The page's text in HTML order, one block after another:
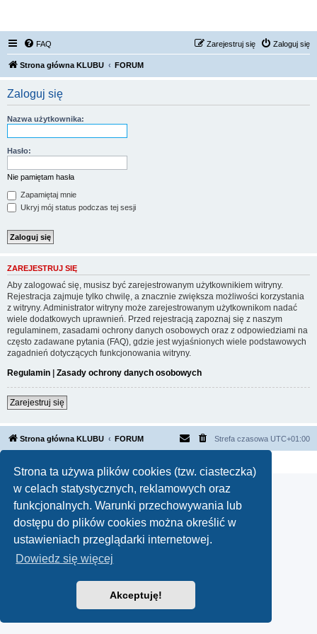
Strona ta używa plików cookies (tzw. ciasteczka)
w celach statystycznych, reklamowych oraz
funkcjonalnych. Warunki przechowywania lub
dostępu do plików cookies można określić w
ustawieniach przeglądarki internetowej.
Dowiedz się więcej
Akceptuję!
FAQ Zaloguj się
Zarejestruj się
Strona główna KLUBU FORUM
Zaloguj się
Nazwa użytkownika:
Hasło:
Nie pamiętam hasła
Zapamiętaj mnie
Ukryj mój status podczas tej sesji
ZAREJESTRUJ SIĘ
Aby zalogować się, musisz być zarejestrowanym użytkownikiem witryny.
Rejestracja zajmuje tylko chwilę, a znacznie zwiększa możliwości korzystania
z witryny. Administrator witryny może zarejestrowanym użytkownikom nadać
wiele dodatkowych uprawnień. Przed rejestracją zapoznaj się z naszym
regulaminem, zasadami ochrony danych osobowych oraz z odpowiedziami na
często zadawane pytania (FAQ), gdzie jest wyjaśnionych wiele podstawowych
zagadnień dotyczących funkcjonowania witryny.
Regulamin | Zasady ochrony danych osobowych
Zarejestruj się
Strona główna KLUBU FORUM Strefa czasowa UTC+01:00
Polski pakiet językowy dostarcza
phpBB.pl